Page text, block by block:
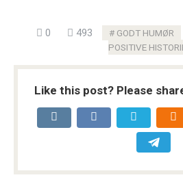
0 493 GODT HUMØR
POSITIVE
Like this post? Please